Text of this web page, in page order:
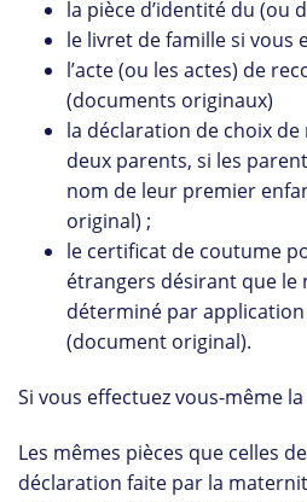
la pièce d’identité du (ou
le livret de famille si vous
l’acte (ou les actes) de
(documents originaux)
la déclaration de choix
deux parents, si les
nom de leur premier
original) ;
le certificat de coutume
étrangers désirant que
déterminé par
(document original).
Si vous effectuez vous-même
Les mêmes pièces que celles
déclaration faite par la